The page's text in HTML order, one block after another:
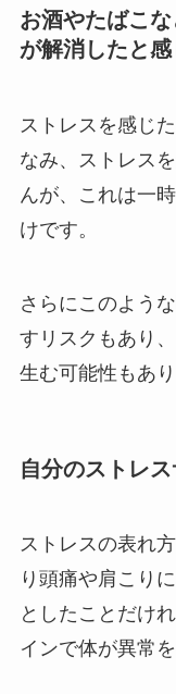
お酒やたばこ
が解消したと感
ストレスを感じ
なみ、ストレス
んが、これは一
けです。
さらにこのよう
すリスクもあり
生む可能性もあり
自分のストレ
ストレスの表れ
り頭痛や肩こり
としたことだけ
インで体が異常